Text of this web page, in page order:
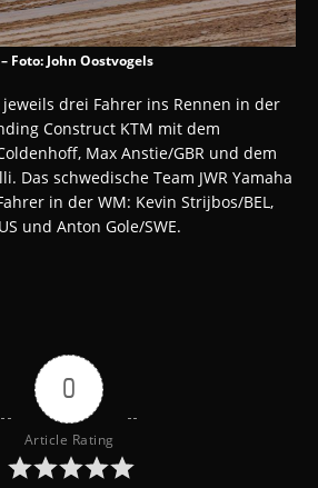
Foto: John Oostvogels
jeweils drei Fahrer ins Rennen in der
Construct KTM mit dem
Max Anstie/GBR und dem
Das schwedische Team JWR Yamaha
in der WM: Kevin Strijbos/BEL,
und Anton Gole/SWE.
0
Article Rating